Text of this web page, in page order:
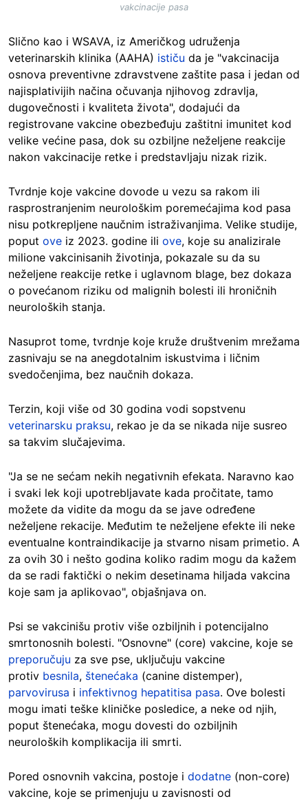
vakcinacije pasa
Slično kao i WSAVA, iz Američkog udruženja
veterinarskih klinika (AAHA) ističu da je "vakcinacija
osnova preventivne zdravstvene zaštite pasa i jedan od
najisplativijih načina očuvanja njihovog zdravlja,
dugovečnosti i kvaliteta života", dodajući da
registrovane vakcine obezbeđuju zaštitni imunitet kod
velike većine pasa, dok su ozbiljne neželjene reakcije
nakon vakcinacije retke i predstavljaju nizak rizik.
Tvrdnje koje vakcine dovode u vezu sa rakom ili
rasprostranjenim neurološkim poremećajima kod pasa
nisu potkrepljene naučnim istraživanjima. Velike studije,
poput ove iz 2023. godine ili ove, koje su analizirale
milione vakcinisanih životinja, pokazale su da su
neželjene reakcije retke i uglavnom blage, bez dokaza
o povećanom riziku od malignih bolesti ili hroničnih
neuroloških stanja.
Nasuprot tome, tvrdnje koje kruže društvenim mrežama
zasnivaju se na anegdotalnim iskustvima i ličnim
svedočenjima, bez naučnih dokaza.
Terzin, koji više od 30 godina vodi sopstvenu
veterinarsku praksu, rekao je da se nikada nije susreo
sa takvim slučajevima.
"Ja se ne sećam nekih negativnih efekata. Naravno kao
i svaki lek koji upotrebljavate kada pročitate, tamo
možete da vidite da mogu da se jave određene
neželjene rekacije. Međutim te neželjene efekte ili neke
eventualne kontraindikacije ja stvarno nisam primetio. A
za ovih 30 i nešto godina koliko radim mogu da kažem
da se radi faktički o nekim desetinama hiljada vakcina
koje sam ja aplikovao", objašnjava on.
Psi se vakcinišu protiv više ozbiljnih i potencijalno
smrtonosnih bolesti. "Osnovne" (core) vakcine, koje se
preporučuju za sve pse, uključuju vakcine
protiv besnila, štenećaka (canine distemper),
parvovirusa i infektivnog hepatitisa pasa. Ove bolesti
mogu imati teške kliničke posledice, a neke od njih,
poput štenećaka, mogu dovesti do ozbiljnih
neuroloških komplikacija ili smrti.
Pored osnovnih vakcina, postoje i dodatne (non-core)
vakcine, koje se primenjuju u zavisnosti od